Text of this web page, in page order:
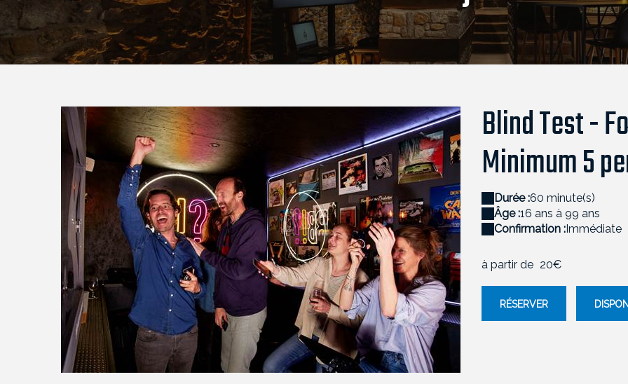
040_ALEXIS_ARMANET_BLINDTEST_0146 (1)
Blind Test -
Minimum 5
Durée :60 minute(s)
Âge :16 ans à 99 ans
Confirmation :Immédiate
à partir de 20€
RÉSERVER